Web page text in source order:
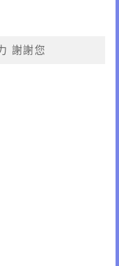
謝謝您